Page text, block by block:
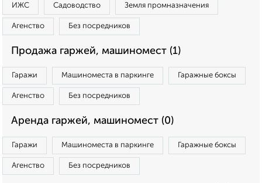
ИЖС Садоводство Земля промназначения
Агенство Без посредников
Продажа гаржей, машиномест (1)
Гаражи Машиноместа в паркинге Гаражные боксы
Агенство Без посредников
Аренда гаржей, машиномест (0)
Гаражи Машиноместа в паркинге Гаражные боксы
Агенство Без посредников